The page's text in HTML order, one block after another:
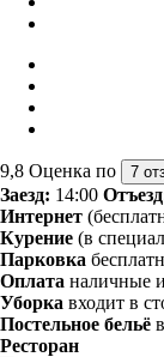
9,8 Оценка по 7
Заезд: 14:00
Интернет
Курение (в
Парковка
Оплата наличные
Уборка входит в
Постельное бельё
Ресторан